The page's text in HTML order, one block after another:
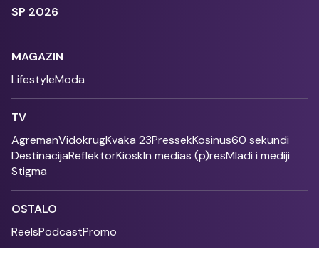
SP 2026
MAGAZIN
LifestyleModa
TV
AgremanVidokrugKvaka 23PressekKosinus60 sekundi
DestinacijaReflektorKioskIn medias (p)resMladi i mediji
Stigma
OSTALO
ReelsPodcastPromo